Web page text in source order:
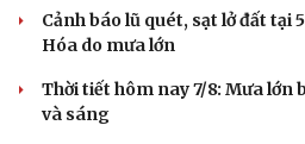
Cảnh báo lũ quét, sạt lở đất tại
Hóa do mưa lớn
Thời tiết hôm nay 7/8: Mưa lớn
và sáng